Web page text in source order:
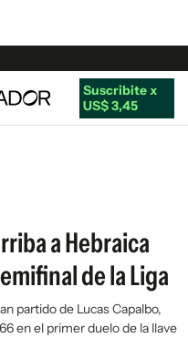
Suscribite x
US$ 3,45
a Hebraica
de la Liga
partido de Lucas Capalbo,
en el primer duelo de la llave